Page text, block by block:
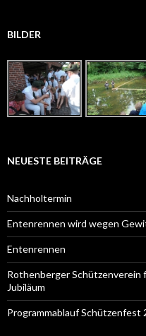
BILDER
NEUESTE BEITRÄGE
Nachholtermin
Entenrennen wird wegen
Entenrennen
Rothenberger
Jubiläum
Programmablauf Schützenfest